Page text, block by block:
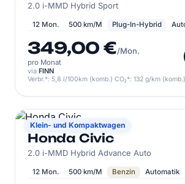
2.0 i-MMD Hybrid Sport
12 Mon. 500 km/M Plug-In-Hybrid
349,00 €/Mon.
pro Monat
via FINN
Verbr.*: 5,8 l/100km (komb.) CO₂*: 132 g/km
Klein- und Kompaktwagen
HONDA
Honda Civic
2.0 i-MMD Hybrid Advance Auto
12 Mon. 500 km/M Benzin Automatik